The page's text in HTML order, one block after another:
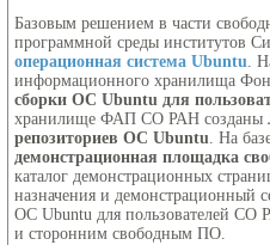
Базовым решением в части
программной среды институтов
операционная система Ubuntu.
информационного хранилища
сборки ОС Ubuntu для
хранилище ФАП СО РАН созданы
репозиториев ОС Ubuntu. На
демонстрационная площадка
каталог демонстрационных
назначения и демонстрационный
ОС Ubuntu для пользователей
и сторонним свободным ПО.